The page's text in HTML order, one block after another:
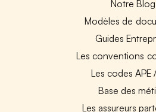
Notre Blog
Modèles de
Guides
Les conventions
Les codes APE
Base des
Les assureurs